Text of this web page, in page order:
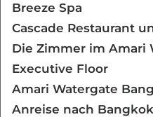
Breeze Spa
Cascade Restaurant
Die Zimmer im Amari
Executive Floor
Amari Watergate
Anreise nach Bangkok